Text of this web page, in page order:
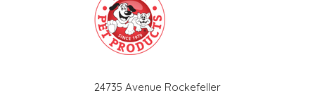
24735 Avenue Rockefeller